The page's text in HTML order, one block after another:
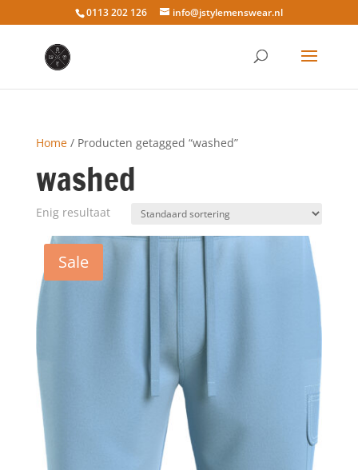
0113 202 126 info@jstylemenswear.nl
Home/ Producten getagged “washed”
washed
Enig resultaat
Sale